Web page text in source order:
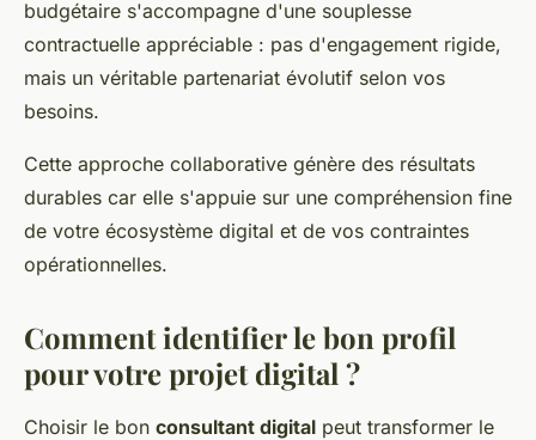
budgétaire s'accompagne d'une souplesse
contractuelle appréciable : pas d'engagement rigide,
mais un véritable partenariat évolutif selon vos
besoins.
Cette approche collaborative génère des résultats
durables car elle s'appuie sur une compréhension fine
de votre écosystème digital et de vos contraintes
opérationnelles.
Comment identifier le bon profil
pour votre projet digital ?
Choisir le bon consultant digital peut transformer le